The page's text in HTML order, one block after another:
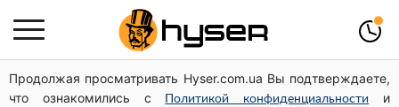
Продолжая просматривать Hyser.com.ua Вы подтверждаете,
что ознакомились с
Политикой конфиденциальности
и
Українська авіатранспортна асоціація звернулася до
Мінфіну із закликом уніфікувати оподаткування